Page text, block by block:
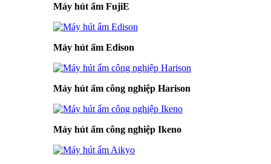
Máy hút ẩm FujiE
Máy hút ẩm Edison
Máy hút ẩm công nghiệp Harison
Máy hút ẩm công nghiệp Ikeno